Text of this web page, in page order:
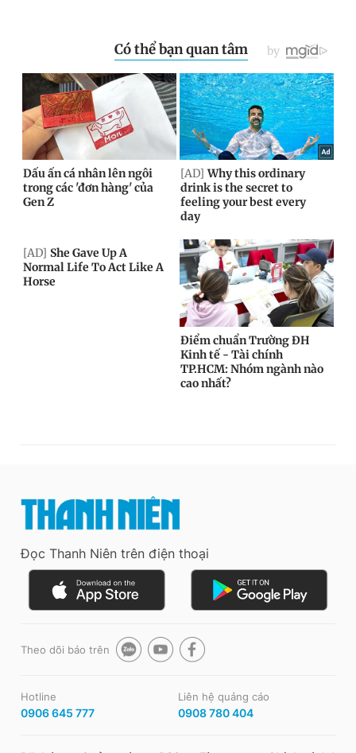
Đọc Thanh Niên trên điện thoại
Theo dõi báo trên
Hotline
0906 645 777
Liên hệ quảng cáo
0908 780 404